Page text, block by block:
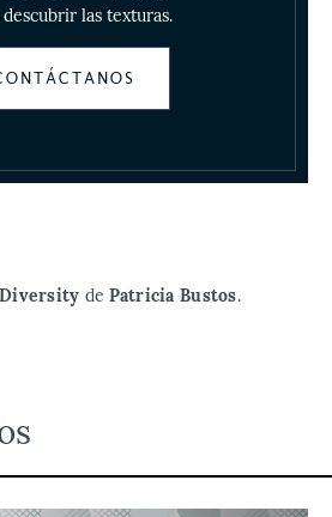
descubrir las texturas.
Diversity de Patricia Bustos.